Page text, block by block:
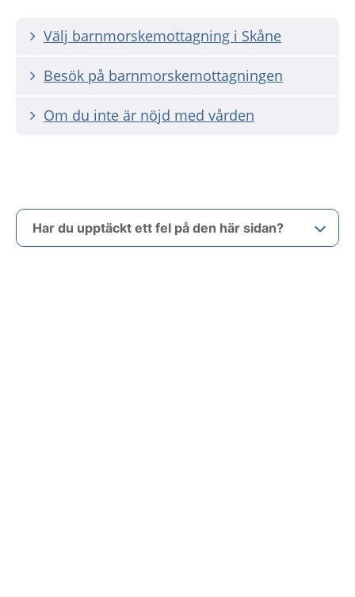
Välj barnmorskemottagning i Skåne
Besök på barnmorskemottagningen
Om du inte är nöjd med vården
Har du upptäckt ett fel på den här sidan?